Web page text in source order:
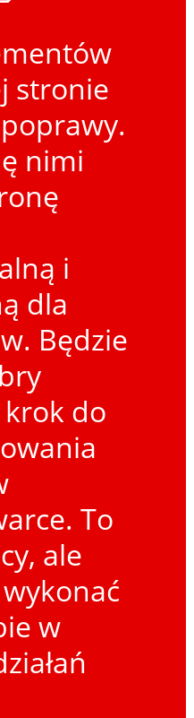
stronie
nimi
i
dla
Będzie
do
To
ale
w